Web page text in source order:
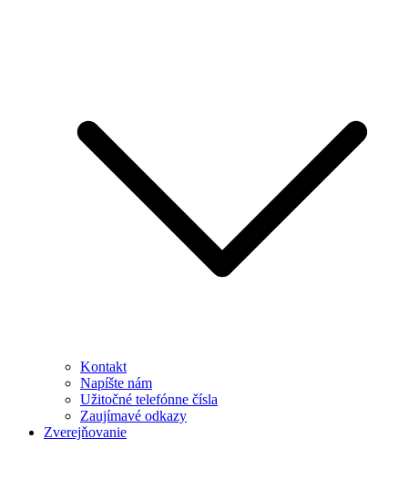
Kontakt
Napíšte nám
Užitočné telefónne čísla
Zaujímavé odkazy
Zverejňovanie